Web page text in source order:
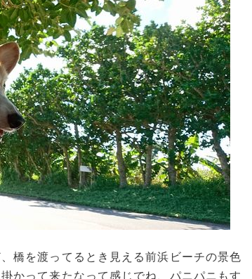
橋を渡ってるとき見える前浜ビーチの景色
かって来たなって感じでね、パニパニもす